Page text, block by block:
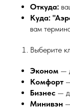
Откуда:
Куда:
вам
Выберите
Эконом —
Комфорт
Бизнес —
Минивэн